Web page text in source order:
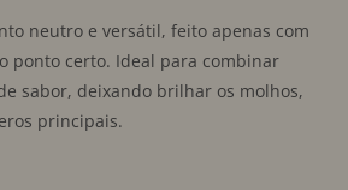
neutro e versátil, feito apenas com
ponto certo. Ideal para combinar
sabor, deixando brilhar os molhos,
principais.